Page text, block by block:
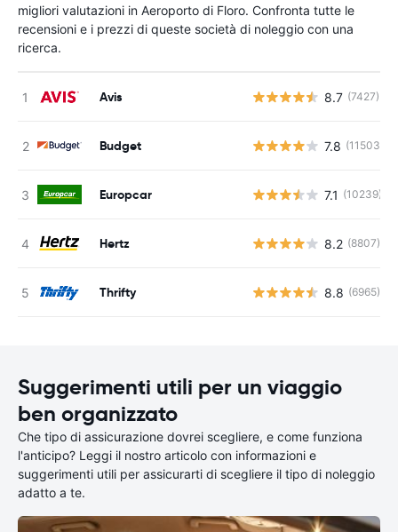
migliori valutazioni in Aeroporto di Floro. Confronta tutte le
recensioni e i prezzi di queste società di noleggio con una
ricerca.
Avis 8.7 (7427)
Budget 7.8 (11503)
Europcar 7.1 (10239)
Hertz 8.2 (8807)
Thrifty 8.8 (6965)
Suggerimenti utili per un viaggio
ben organizzato
Che tipo di assicurazione dovrei scegliere, e come funziona
l'anticipo? Leggi il nostro articolo con informazioni e
suggerimenti utili per assicurarti di scegliere il tipo di noleggio
adatto a te.